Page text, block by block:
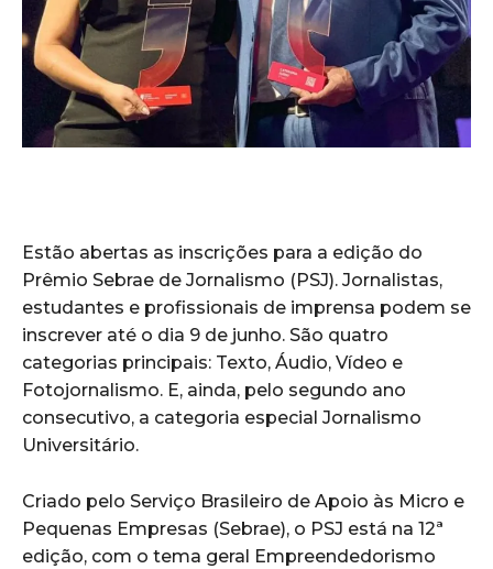
Estão abertas as inscrições para a edição do
Prêmio Sebrae de Jornalismo (PSJ). Jornalistas,
estudantes e profissionais de imprensa podem se
inscrever até o dia 9 de junho. São quatro
categorias principais: Texto, Áudio, Vídeo e
Fotojornalismo. E, ainda, pelo segundo ano
consecutivo, a categoria especial Jornalismo
Universitário.
Criado pelo Serviço Brasileiro de Apoio às Micro e
Pequenas Empresas (Sebrae), o PSJ está na 12ª
edição, com o tema geral Empreendedorismo